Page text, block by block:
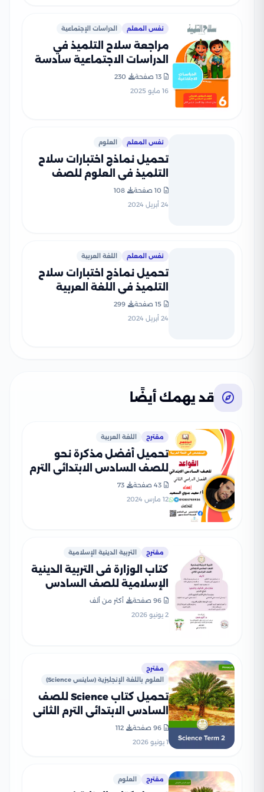
نفس المعلم الدراسات الإجتماعية
مراجعة سلاح التلميذ في
الدراسات الاجتماعية سادسة
بالاجابات
13 صفحة
230
16 مايو 2025
نفس المعلم العلوم
تحميل نماذج اختبارات سلاح
التلميذ في العلوم للصف
السادس الابتدائي مع إجاباتها
النموذجية
10 صفحة
108
24 أبريل 2024
نفس المعلم اللغة العربية
تحميل نماذج اختبارات سلاح
التلميذ في اللغة العربية
للصف السادس الابتدائي مع
إجاباتها النموذجية
15 صفحة
299
24 أبريل 2024
قد يهمك أيضًا
مقترح اللغة العربية
تحميل أفضل مذكرة نحو
للصف السادس الابتدائي الترم
المتخصص التعليمية)
43 صفحة
73
12 مارس 2024
مقترح التربية الدينية الإسلامية
كتاب الوزارة فى التربية الدينية
الإسلامية للصف السادس
بصيغة PDF
96 صفحة
أكثر من ألف
2 يونيو 2026
مقترح
العلوم باللغة الإنجليزية (ساينس Science)
تحميل كتاب Science للصف
السادس الابتدائي الترم الثاني
الجديد
96 صفحة
112
1 يونيو 2026
مقترح العلوم